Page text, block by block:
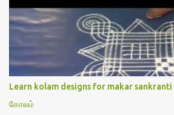
Lakshmi poojai with Thiruvilakku poojai
kolam,Hridayakamalam kolam and
stotram/slokas along with 108 potri in
in Tamil.I have tried my best to explain the
u will find it helpful.I have attached all the
book “ Jayamangala sthothram”. I have
upachara pooja sthothram in Tamil &
this pictures in your website,please ask our
Learn kolam designs for makar
கோலம்